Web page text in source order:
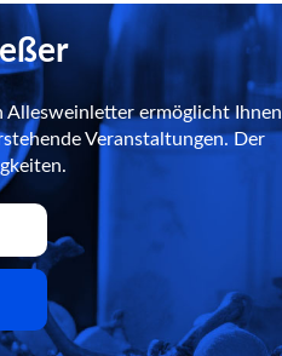
Allesweinletter ermöglicht Ihnen
Veranstaltungen. Der